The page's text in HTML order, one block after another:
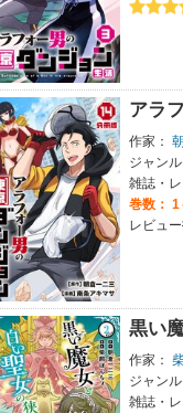
アラ
作家：
ジャンル
雑誌・レ
巻数： 1
レビュ
黒い
作家：
ジャンル
雑誌・レ